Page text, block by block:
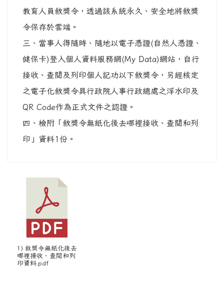
教育人員敘獎令，透過該系統永久、安全地將敘獎
令保存於雲端。
三、當事人得隨時、隨地以電子憑證(自然人憑證、
健保卡)登入個人資料服務網(My Data)網站，自行
接收、查閱及列印個人記功以下敘獎令，另經核定
之電子化敘獎令具行政院人事行政總處之浮水印及
QR Code作為正式文件之認證。
四、檢附「敘獎令無紙化後去哪裡接收、查閱和列
印」資料1份。
1) 敘獎令無紙化後去
哪裡接收、查閱和列
印資料.pdf